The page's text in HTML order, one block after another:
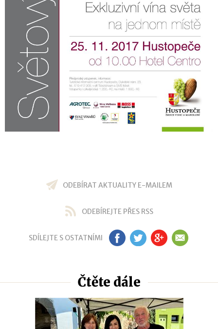
ODEBÍRAT AKTUALITY E-MAILEM
ODEBÍREJTE PŘES RSS
SDÍLEJTE S OSTATNÍMI FB TW GP EM
Čtěte dále